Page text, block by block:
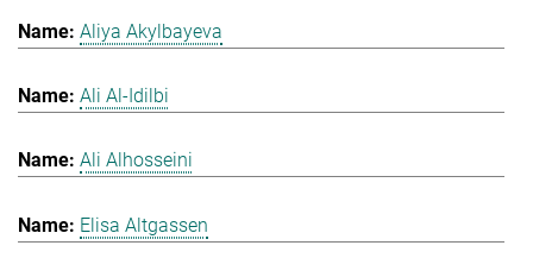
Aliya Akylbayeva
Ali Al-Idilbi
Ali Alhosseini
Elisa Altgassen